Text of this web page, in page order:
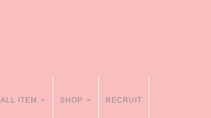
ALL ITEM SHOP RECRUIT